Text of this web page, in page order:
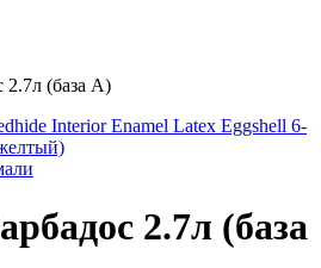
2.7л (база А)
Interior Enamel Latex Eggshell 6-
2.7л (база